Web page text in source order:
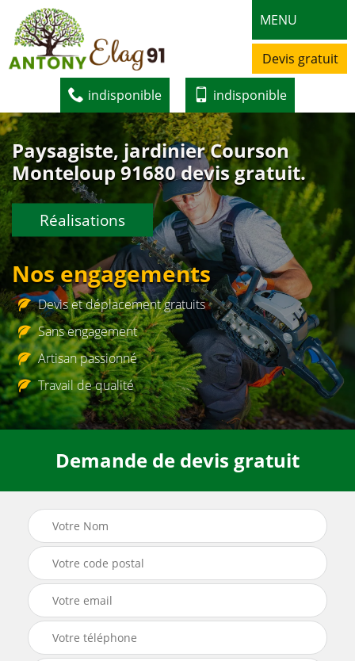
MENU
Devis gratuit
indisponible indisponible
Paysagiste, jardinier Courson
Monteloup 91680 devis gratuit.
Réalisations
Nos engagements
Devis et déplacement gratuits
Sans engagement
Artisan passionné
Travail de qualité
Demande de devis gratuit